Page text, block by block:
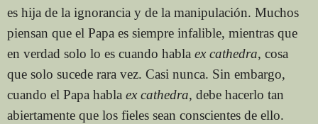
es hija de la ignorancia y de la manipulación. Muchos
piensan que el Papa es siempre infalible, mientras que
en verdad solo lo es cuando habla ex cathedra, cosa
que solo sucede rara vez. Casi nunca. Sin embargo,
cuando el Papa habla ex cathedra, debe hacerlo tan
abiertamente que los fieles sean conscientes de ello.